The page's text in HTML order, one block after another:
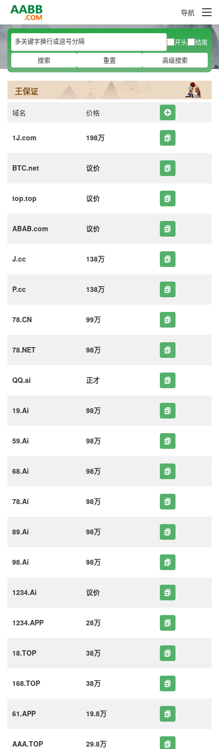
导航
开头
结尾
搜索
重置 高级搜索
王保证
域名 价格
1J.com 198万
BTC.net 议价
top.top 议价
ABAB.com 议价
J.cc 138万
P.cc 138万
78.CN 99万
78.NET 98万
QQ.ai 正才
19.Ai 98万
59.Ai 98万
68.Ai 98万
78.Ai 98万
89.Ai 98万
98.Ai 98万
1234.Ai 议价
1234.APP 28万
18.TOP 38万
168.TOP 38万
61.APP 19.8万
AAA.TOP 29.8万